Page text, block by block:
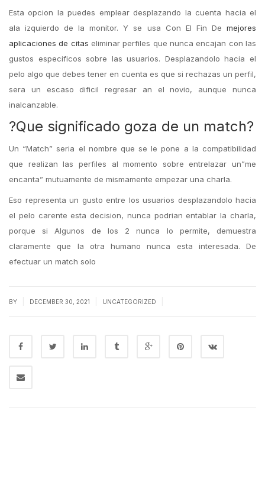
Esta opcion la puedes emplear desplazando la cuenta hacia el
ala izquierdo de la monitor. Y se usa Con El Fin De mejores
aplicaciones de citas eliminar perfiles que nunca encajan con las
gustos especificos sobre las usuarios. Desplazandolo hacia el
pelo algo que debes tener en cuenta es que si rechazas un perfil,
sera un escaso dificil regresar an el novio, aunque nunca
inalcanzable.
?Que significado goza de un match?
Un “Match” seria el nombre que se le pone a la compatibilidad
que realizan las perfiles al momento sobre entrelazar un”me
encanta” mutuamente de mismamente empezar una charla.
Eso representa un gusto entre los usuarios desplazandolo hacia
el pelo carente esta decision, nunca podrian entablar la charla,
porque si Algunos de los 2 nunca lo permite, demuestra
claramente que la otra humano nunca esta interesada. De
efectuar un match solo
BY DECEMBER 30, 2021 UNCATEGORIZED